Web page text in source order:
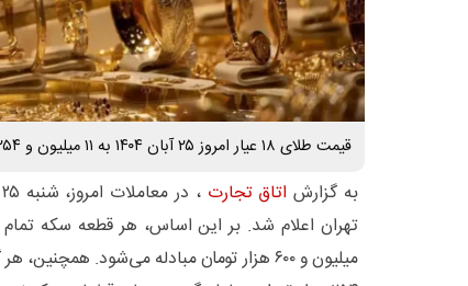
قیمت طلای ۱۸ عیار امروز ۲۵ آبان ۱۴۰۴ به ۱۱ میلیون و ۲۵۴ هزار تومان معامله شد .
به گزارش اتاق تجارت